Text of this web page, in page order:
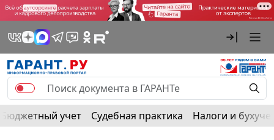
Бюджетный учет Судебная практика Налоги и